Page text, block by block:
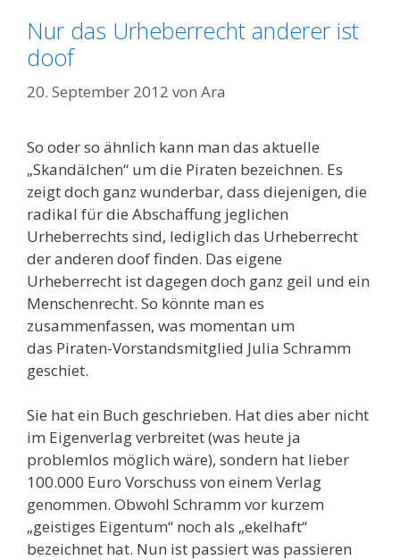
Nur das Urheberrecht anderer ist
doof
20. September 2012 von Ara
So oder so ähnlich kann man das aktuelle
„Skandälchen“ um die Piraten bezeichnen. Es
zeigt doch ganz wunderbar, dass diejenigen, die
radikal für die Abschaffung jeglichen
Urheberrechts sind, lediglich das Urheberrecht
der anderen doof finden. Das eigene
Urheberrecht ist dagegen doch ganz geil und ein
Menschenrecht. So könnte man es
zusammenfassen, was momentan um
das Piraten-Vorstandsmitglied Julia Schramm
geschiet.
Sie hat ein Buch geschrieben. Hat dies aber nicht
im Eigenverlag verbreitet (was heute ja
problemlos möglich wäre), sondern hat lieber
100.000 Euro Vorschuss von einem Verlag
genommen. Obwohl Schramm vor kurzem
„geistiges Eigentum“ noch als „ekelhaft“
bezeichnet hat. Nun ist passiert was passieren